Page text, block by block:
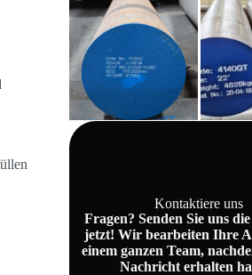
Kontaktiere uns
Fragen? Senden Sie uns
jetzt! Wir bearbeiten Ihre
einem ganzen Team,
Nachricht erhalten